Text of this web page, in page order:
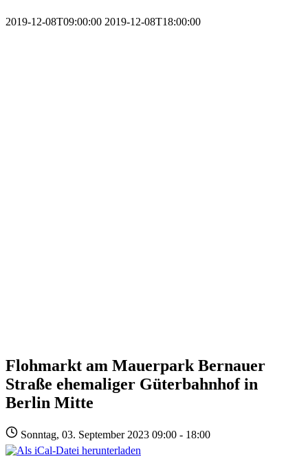
2019-12-08T09:00:00 2019-12-08T18:00:00
Flohmarkt am Mauerpark Bernauer
Straße ehemaliger Güterbahnhof in
Berlin Mitte
Sonntag, 03. September 2023 09:00 - 18:00